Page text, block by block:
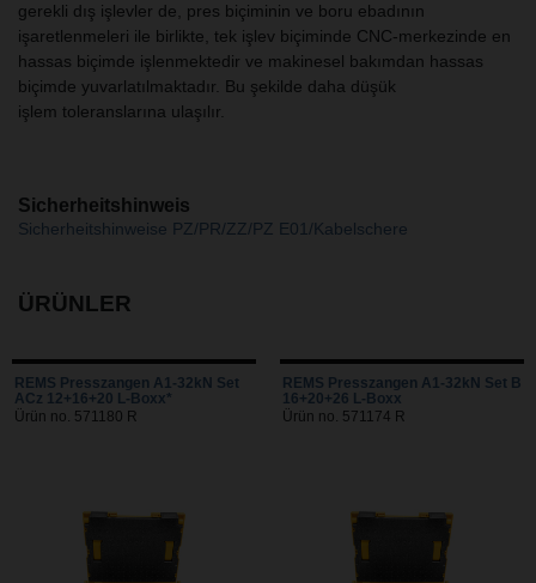
gerekli dış işlevler de, pres biçiminin ve boru ebadının
işaretlenmeleri ile birlikte, tek işlev biçiminde CNC-merkezinde en
hassas biçimde işlenmektedir ve makinesel bakımdan hassas
biçimde yuvarlatılmaktadır. Bu şekilde daha düşük
işlem toleranslarına ulaşılır.
Sicherheitshinweis
Sicherheitshinweise PZ/PR/ZZ/PZ E01/Kabelschere
ÜRÜNLER
REMS Presszangen A1-32kN Set
ACz 12+16+20 L-Boxx*
Ürün no. 571180 R
REMS Presszangen A1-32kN Set B
16+20+26 L-Boxx
Ürün no. 571174 R